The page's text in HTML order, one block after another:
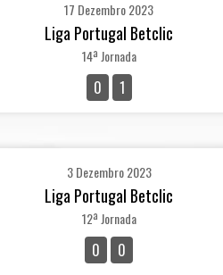
17 Dezembro 2023
Liga Portugal Betclic
14ª Jornada
0 1
3 Dezembro 2023
Liga Portugal Betclic
12ª Jornada
0 0